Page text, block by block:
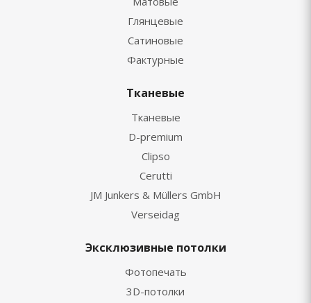
Глянцевые
Сатиновые
Фактурные
Тканевые
Тканевые
D-premium
Clipso
Cerutti
JM Junkers & Müllers GmbH
Verseidag
Эксклюзивные потолки
Фотопечать
3D-потолки